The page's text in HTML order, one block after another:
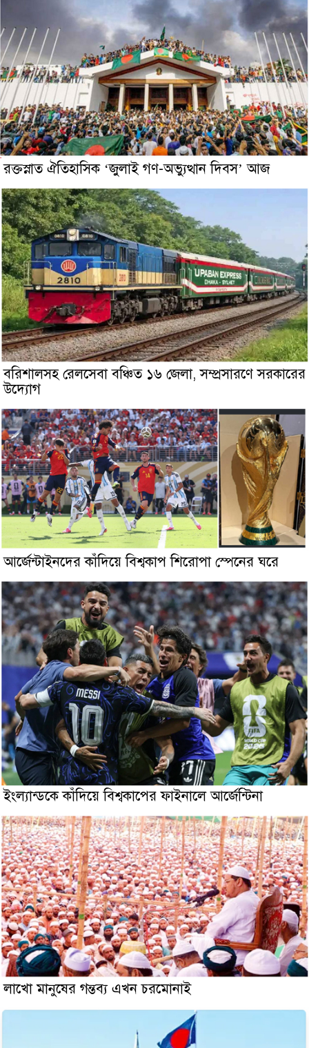
রক্তস্নাত ঐতিহাসিক ‌‘জুলাই গণ-অভ্যুত্থান দিবস’ আজ
বরিশালসহ রেলসেবা বঞ্চিত ১৬ জেলা, সম্প্রসারণে সরকারের
উদ্যোগ
আর্জেন্টাইনদের কাঁদিয়ে বিশ্বকাপ শিরোপা স্পেনের ঘরে
ইংল্যান্ডকে কাঁদিয়ে বিশ্বকাপের ফাইনালে আর্জেন্টিনা
লাখো মানুষের গন্তব্য এখন চরমোনাই